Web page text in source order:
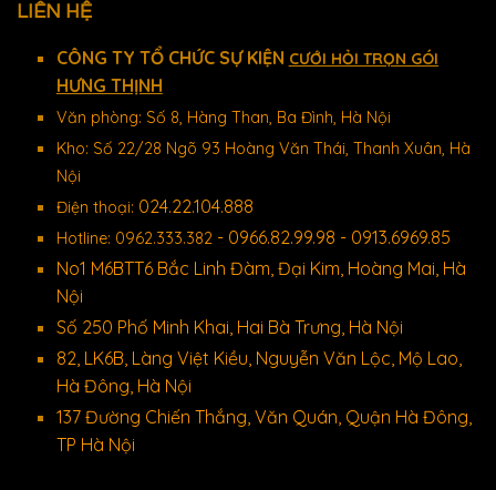
LIÊN HỆ
CÔNG TY TỔ CHỨC SỰ KIỆN CƯỚI HỎI TRỌN GÓI
HƯNG THỊNH
Văn phòng: Số 8, Hàng Than, Ba Đình, Hà Nội
Kho: Số 22/28 Ngõ 93 Hoàng Văn Thái, Thanh Xuân, Hà
Nội
Điện thoại: 024.22.104.888
Hotline: 0962.333.382 - 0966.82.99.98 - 0913.6969.85
No1 M6BTT6 Bắc Linh Đàm, Đại Kim, Hoàng Mai, Hà
Nội
Số 250 Phố Minh Khai, Hai Bà Trưng, Hà Nội
82, LK6B, Làng Việt Kiều, Nguyễn Văn Lộc, Mộ Lao,
Hà Đông, Hà Nội
137 Đường Chiến Thắng, Văn Quán, Quận Hà Đông,
TP Hà Nội